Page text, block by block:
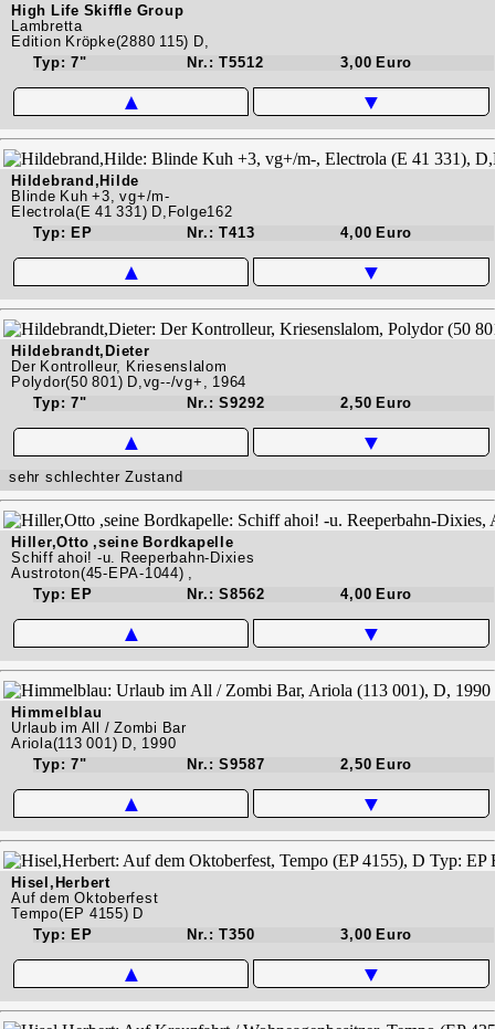
High Life Skiffle Group
Lambretta
Edition Kröpke(2880 115) D,
Typ: 7"
Nr.: T5512 3,00 Euro
▲ ▼
Hildebrand,Hilde
Blinde Kuh +3, vg+/m-
Electrola(E 41 331) D,Folge162
Typ: EP
Nr.: T413 4,00 Euro
▲ ▼
Hildebrandt,Dieter
Der Kontrolleur, Kriesenslalom
Polydor(50 801) D,vg--/vg+, 1964
Typ: 7"
Nr.: S9292 2,50 Euro
▲ ▼
sehr schlechter Zustand
Hiller,Otto ,seine Bordkapelle
Schiff ahoi! -u. Reeperbahn-Dixies
Austroton(45-EPA-1044) ,
Typ: EP
Nr.: S8562 4,00 Euro
▲ ▼
Himmelblau
Urlaub im All / Zombi Bar
Ariola(113 001) D, 1990
Typ: 7"
Nr.: S9587 2,50 Euro
▲ ▼
Hisel,Herbert
Auf dem Oktoberfest
Tempo(EP 4155) D
Typ: EP
Nr.: T350 3,00 Euro
▲ ▼